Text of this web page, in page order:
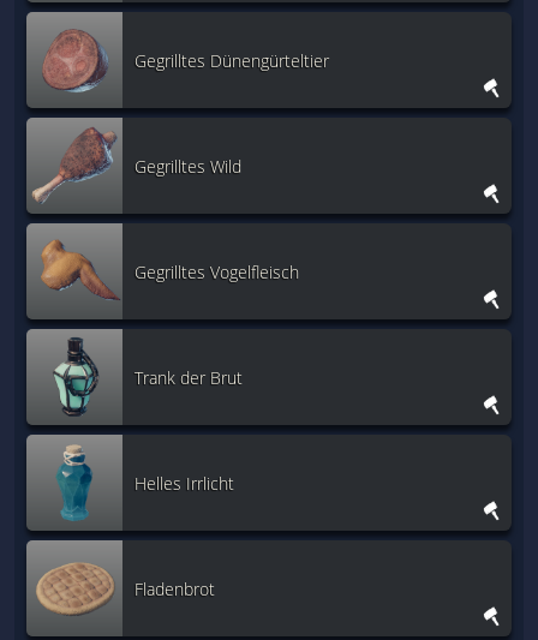
Gegrilltes Dünengürteltier
Gegrilltes Wild
Gegrilltes Vogelfleisch
Trank der Brut
Helles Irrlicht
Fladenbrot